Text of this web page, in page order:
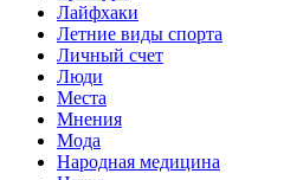
Лайфхаки
Летние виды спорта
Личный счет
Люди
Места
Мнения
Мода
Народная медицина